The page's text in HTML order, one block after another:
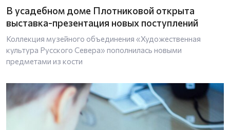
В усадебном доме Плотниковой открыта
выставка-презентация новых поступлений
Коллекция музейного объединения «Художественная
культура Русского Севера» пополнилась новыми
предметами из кости